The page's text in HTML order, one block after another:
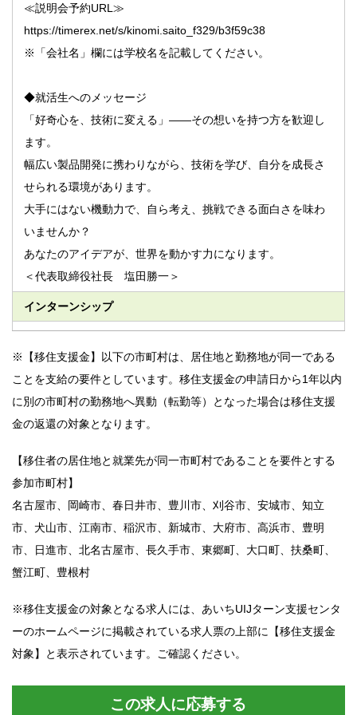
≪説明会予約URL≫
https://timerex.net/s/kinomi.saito_f329/b3f59c38
※「会社名」欄には学校名を記載してください。
◆就活生へのメッセージ
「好奇心を、技術に変える」――その想いを持つ方を歓迎し
ます。
幅広い製品開発に携わりながら、技術を学び、自分を成長さ
せられる環境があります。
大手にはない機動力で、自ら考え、挑戦できる面白さを味わ
いませんか？
あなたのアイデアが、世界を動かす力になります。
＜代表取締役社長 塩田勝一＞
インターンシップ
※【移住支援金】以下の市町村は、居住地と勤務地が同一である
ことを支給の要件としています。移住支援金の申請日から1年以内
に別の市町村の勤務地へ異動（転勤等）となった場合は移住支援
金の返還の対象となります。
【移住者の居住地と就業先が同一市町村であることを要件とする
参加市町村】
名古屋市、岡崎市、春日井市、豊川市、刈谷市、安城市、知立
市、犬山市、江南市、稲沢市、新城市、大府市、高浜市、豊明
市、日進市、北名古屋市、長久手市、東郷町、大口町、扶桑町、
蟹江町、豊根村
※移住支援金の対象となる求人には、あいちUIJターン支援センタ
ーのホームページに掲載されている求人票の上部に【移住支援金
対象】と表示されています。ご確認ください。
この求人に応募する